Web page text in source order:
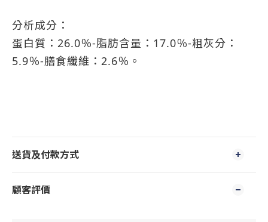
分析成分：
蛋白質：26.0％-脂肪含量：17.0％-粗灰分：
5.9％-膳食纖維：2.6％。
送貨及付款方式
顧客評價